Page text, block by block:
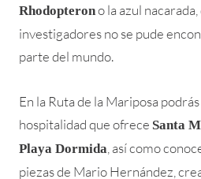
Rhodopterono la azul
investigadores no se pude
parte del mundo.
En la Ruta de la Mariposa
hospitalidad que ofrece Santa
Playa Dormida , así como
piezas de Mario Hernández,